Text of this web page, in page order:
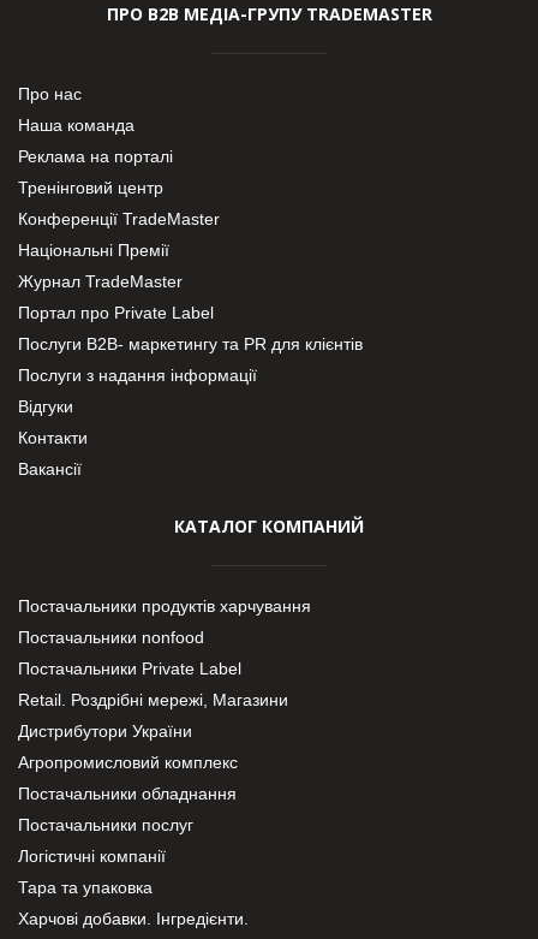
ПРО В2В МЕДІА-ГРУПУ TRADEMASTER
Про нас
Наша команда
Реклама на порталі
Тренінговий центр
Конференції TradeMaster
Національні Премії
Журнал TradeMaster
Портал про Private Label
Послуги В2В- маркетингу та PR для клієнтів
Послуги з надання інформації
Відгуки
Контакти
Вакансії
КАТАЛОГ КОМПАНИЙ
Постачальники продуктів харчування
Постачальники nonfood
Постачальники Private Label
Retail. Роздрібні мережі, Магазини
Дистрибутори України
Агропромисловий комплекс
Постачальники обладнання
Постачальники послуг
Логістичні компанії
Тара та упаковка
Харчові добавки. Інгредієнти.